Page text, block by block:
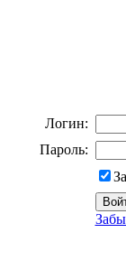
Логин:
Пароль: